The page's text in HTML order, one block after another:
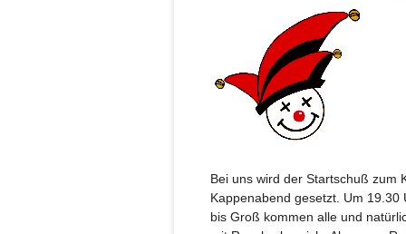
Bei uns wird der Startschuß zum
Kappenabend gesetzt. Um 19.30
bis Groß kommen alle und